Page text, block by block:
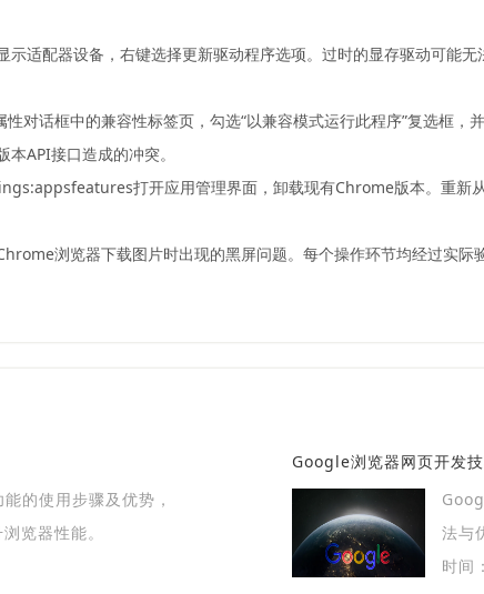
适配器设备，右键选择更新驱动程序选项。过时的显存驱动可能
对话框中的兼容性标签页，勾选“以兼容模式运行此程序”复选框
API接口造成的冲突。
打开应用管理界面，卸载现有Chrome版本。重新
浏览器下载图片时出现的黑屏问题。每个操作环节均经过实际
的使用步骤及优势，
览器性能。
Google浏览器网页开发
法与
巧，
时间